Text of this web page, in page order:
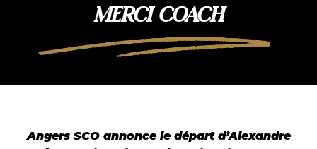
MERCI COACH
Angers SCO annonce le départ d’Alexandre